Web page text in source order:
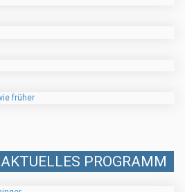
AKTUELLES PROGRAMM